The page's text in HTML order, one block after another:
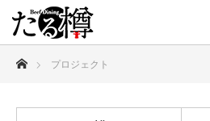
ホームプロジェクト